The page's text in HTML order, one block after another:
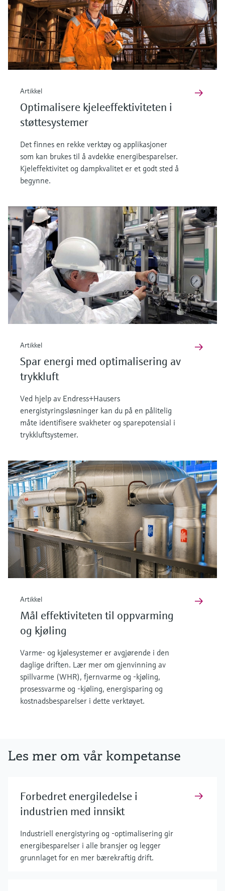
Artikkel
Optimalisere kjeleeffektiviteten i
støttesystemer
Det finnes en rekke verktøy og applikasjoner
som kan brukes til å avdekke energibesparelser.
Kjeleffektivitet og dampkvalitet er et godt sted å
begynne.
Artikkel
Spar energi med optimalisering av
trykkluft
Ved hjelp av Endress+Hausers
energistyringsløsninger kan du på en pålitelig
måte identifisere svakheter og sparepotensial i
trykkluftsystemer.
Artikkel
Mål effektiviteten til oppvarming
og kjøling
Varme- og kjølesystemer er avgjørende i den
daglige driften. Lær mer om gjenvinning av
spillvarme (WHR), fjernvarme og -kjøling,
prosessvarme og -kjøling, energisparing og
kostnadsbesparelser i dette verktøyet.
Les mer om vår kompetanse
Forbedret energiledelse i
industrien med innsikt
Industriell energistyring og -optimalisering gir
energibesparelser i alle bransjer og legger
grunnlaget for en mer bærekraftig drift.